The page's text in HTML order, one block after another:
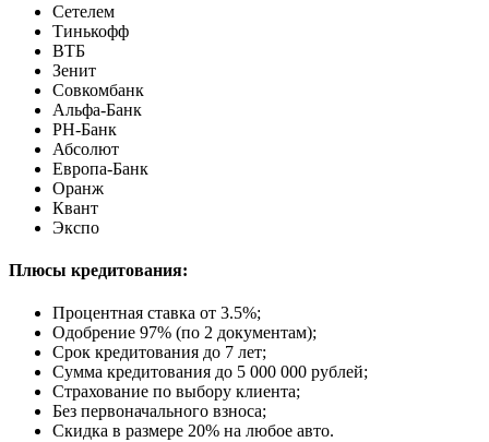
Сетелем
Тинькофф
ВТБ
Зенит
Совкомбанк
Альфа-Банк
РН-Банк
Абсолют
Европа-Банк
Оранж
Квант
Экспо
Плюсы кредитования:
Процентная ставка от 3.5%;
Одобрение 97% (по 2 документам);
Срок кредитования до 7 лет;
Сумма кредитования до 5 000 000 рублей;
Страхование по выбору клиента;
Без первоначального взноса;
Скидка в размере 20% на любое авто.